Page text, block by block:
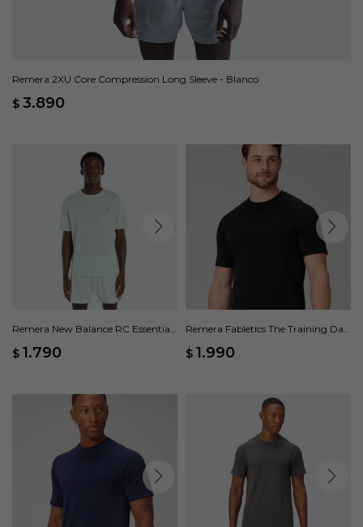
Remera 2XU Core Compression Long Sleeve - Blanco
$ 3.890
Remera New Balance RC Essential
$ 1.790
Remera Fabletics The Training Day
$ 1.990